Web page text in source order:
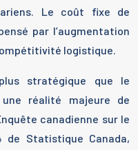
Le coût fixe de
par l’augmentation
logistique.
stratégique que le
réalité majeure de
canadienne sur le
de Statistique Canada,